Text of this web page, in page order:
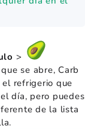
>
se abre, Carb
refrigerio que
día, pero puedes
de la lista